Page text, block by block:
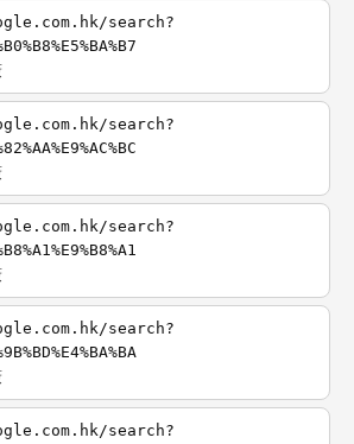
search?
search?
search?
search?
search?